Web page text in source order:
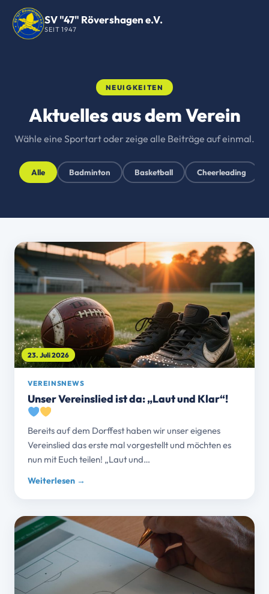
SV "47" Rövershagen e.V.
SEIT 1947
NEUIGKEITEN
Aktuelles aus dem Verein
Wähle eine Sportart oder zeige alle Beiträge auf einmal.
Alle Badminton Basketball Cheerleading
23. Juli 2026
VEREINSNEWS
Unser Vereinslied ist da: „Laut und Klar“!
Bereits auf dem Dorffest haben wir unser eigenes
Vereinslied das erste mal vorgestellt und möchten es
nun mit Euch teilen! „Laut und…
Weiterlesen →